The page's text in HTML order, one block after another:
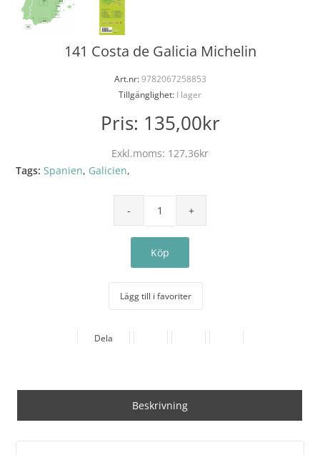
141 Costa de Galicia Michelin
Art.nr:9782067258853
Tillgänglighet: I lager
Pris: 135,00kr
Exkl.moms: 127,36kr
Tags: Spanien, Galicien,
Lägg till i favoriter
Dela
Beskrivning